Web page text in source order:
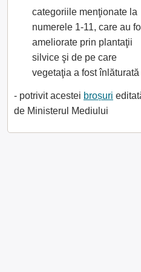
categoriile menţionate la
numerele 1-11, care au
ameliorate prin plantaţii
silvice şi de pe care
vegetaţia a fost înlăturată
- potrivit acestei broșuri
de Ministerul Mediului